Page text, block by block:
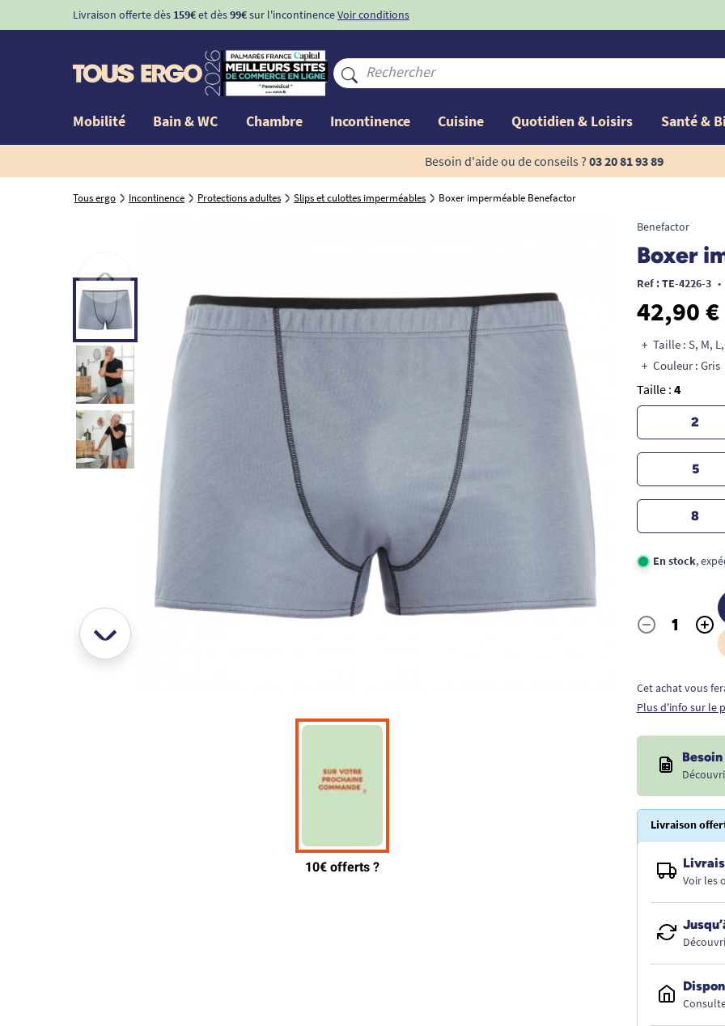
Livraison offerte dès 159€et dès99€sur l'incontinenceVoir conditions
Mobilité Bain & WC Chambre Incontinence Cuisine Quotidien & Loisirs Santé &
Besoin d'aide ou de conseils ? 03 20 81 93 89
Tous ergo Incontinence Protections adultes Slips et culottes imperméables Boxer imperméable Benefactor
Benefactor
Boxer
Ref : TE-4226-3 •
42,90 €
Taille : S, M,
Couleur : Gris
Taille : 4
2
5
8
En stock,
Quantité
- +
Cet achat vous
Plus d'info sur le
Livraison
Voir les